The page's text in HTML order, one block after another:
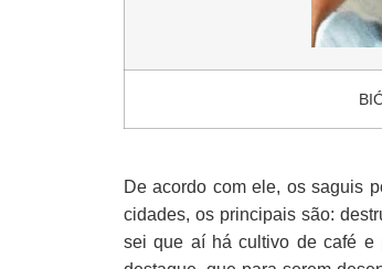
De acordo com ele, os saguis
cidades, os principais são:
sei que aí há cultivo de café e